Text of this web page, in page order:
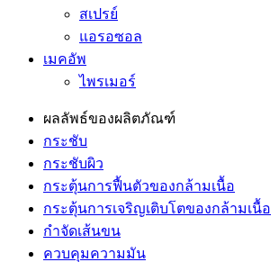
สเปรย์
แอรอซอล
เมคอัพ
ไพรเมอร์
ผลลัพธ์ของผลิตภัณฑ์
กระชับ
กระชับผิว
กระตุ้นการฟื้นตัวของกล้ามเนื้อ
กระตุ้นการเจริญเติบโตของกล้ามเนื้อ
กำจัดเส้นขน
ควบคุมความมัน